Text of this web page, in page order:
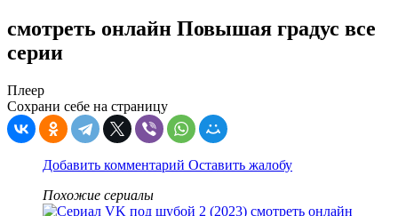
смотреть онлайн Повышая градус все
серии
Плеер
Сохрани себе на страницу
Добавить комментарий Оставить жалобу
Похожие сериалы